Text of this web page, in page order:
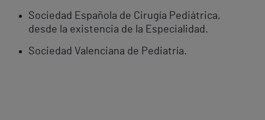
Sociedad Española de Cirugía Pediátrica,
desde la existencia de la Especialidad.
Sociedad Valenciana de Pediatría.